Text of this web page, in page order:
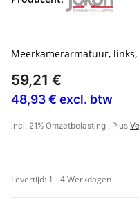
Meerkamerarmatuur, links,
59,21 €
48,93 € excl. btw
incl. 21% Omzetbelasting , Plus
Levertijd: 1 - 4 Werkdagen